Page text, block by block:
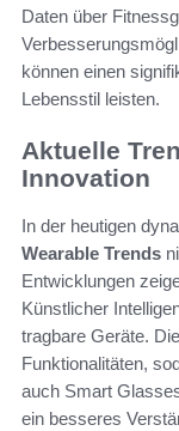
Daten über
können einen
Lebensstil leisten.
Aktuelle
Innovation
In der heutigen
Wearable Trends
Entwicklungen
Künstlicher
tragbare Geräte.
Funktionalitäten,
auch Smart
ein besseres